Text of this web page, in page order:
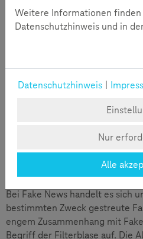
Fake News erklärt
Bei Fake News handelt es sich
bestimmten Zweck gestreute
engem Zusammenhang mit
Begriff der Filterblase auf. Die
Weitere Informationen finden
Datenschutzhinweis und in
Datenschutzhinweis
Nur
Alle